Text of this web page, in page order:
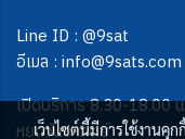
Line ID : @9sat
อีเมล : info@9sats.com
เปิดบริการ 8.30-18.00
หยุดวันอาทิตย์
เว็บไซต์นี้มีการใช้งานคุ